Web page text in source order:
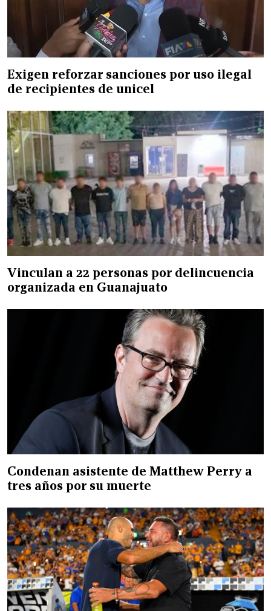
Exigen reforzar sanciones por uso ilegal
de recipientes de unicel
Vinculan a 22 personas por delincuencia
organizada en Guanajuato
Condenan asistente de Matthew Perry a
tres años por su muerte